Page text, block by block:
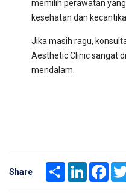
memilih perawatan
kesehatan dan
Jika masih ragu,
Aesthetic Clinic sangat
mendalam.
Share Share LinkedIn